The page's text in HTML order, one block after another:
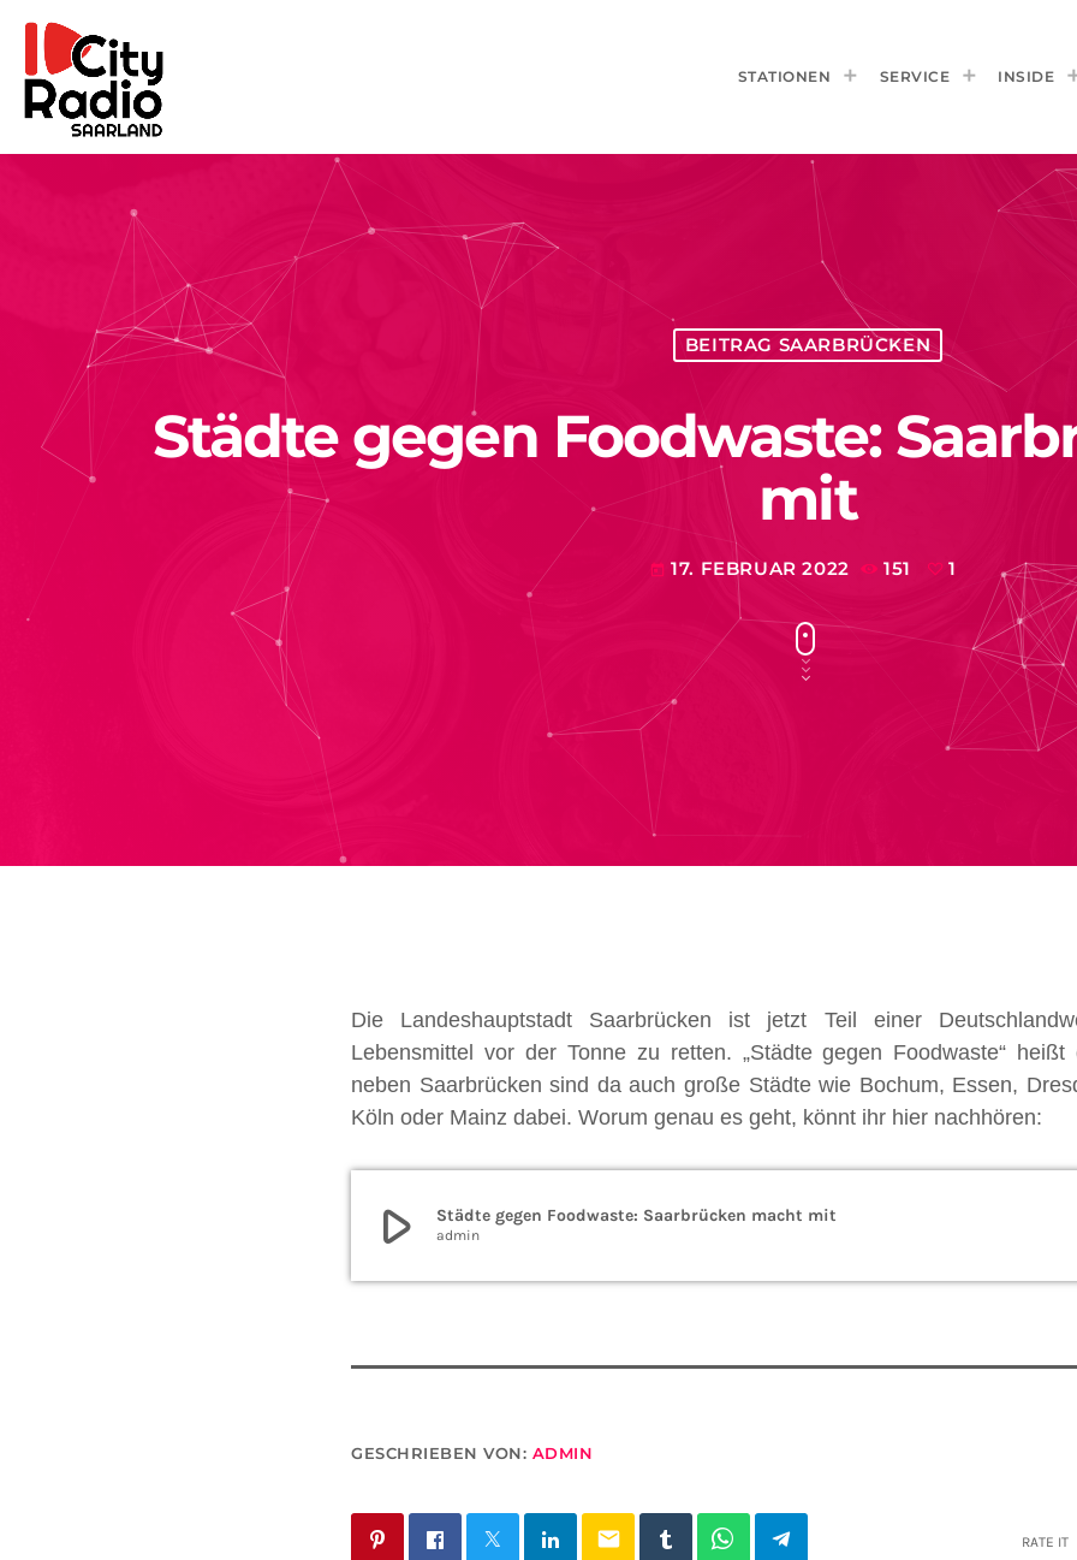
STATIONEN SERVICE INSIDE
BEITRAG SAARBRÜCKEN
Städte gegen Foodwaste:
mit
today 17. FEBRUAR 2022 151 1
Die Landeshauptstadt Saarbrücken ist jetzt Teil einer
Lebensmittel vor der Tonne zu retten. „Städte gegen Foodwaste“
neben Saarbrücken sind da auch große Städte wie Bochum, Essen,
Köln oder Mainz dabei. Worum genau es geht, könnt ihr hier nachhören:
play_arrow Städte gegen Foodwaste: Saarbrücken macht mit
admin
GESCHRIEBEN VON: ADMIN
email RATE IT